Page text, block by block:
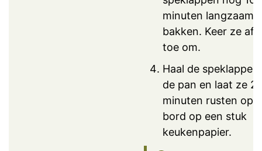
minuten langzaam
bakken. Keer ze af
toe om.
Haal de speklappen
de pan en laat ze 2
minuten rusten op
bord op een stuk
keukenpapier.